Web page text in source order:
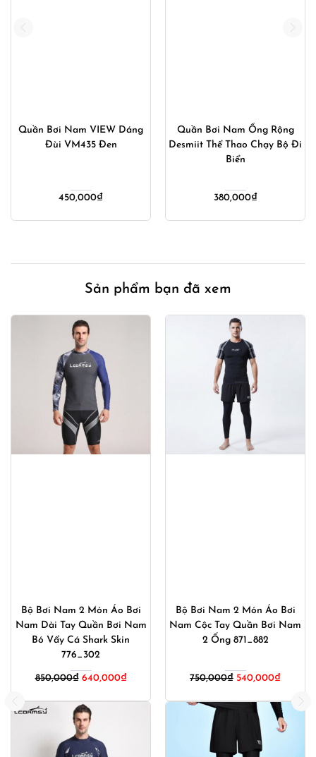
Quần Bơi Nam VIEW Dáng
Đùi VM435 Đen
450,000₫
Quần Bơi Nam Ống Rộng
Desmiit Thể Thao Chạy Bộ Đi
Biển
380,000₫
Sản phẩm bạn đã xem
Bộ Bơi Nam 2 Món Áo Bơi
Nam Dài Tay Quần Bơi Nam
Bó Vẩy Cá Shark Skin
776_302
850,000₫ 640,000₫
Bộ Bơi Nam 2 Món Áo Bơi
Nam Cộc Tay Quần Bơi Nam
2 Ống 871_882
750,000₫ Giá
750,000₫.
540,000₫Giá
tại
là: